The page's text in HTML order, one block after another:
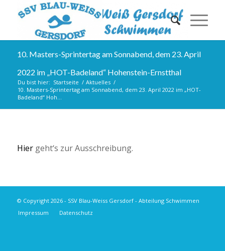
10. Masters-Sprintertag am Sonnabend, dem 23. April
2022 im „HOT-Badeland“ Hohenstein-Ernstthal
Du bist hier: Startseite / Aktuelles /
10. Masters-Sprintertag am Sonnabend, dem 23. April 2022 im „HOT-
Badeland“ Hoh...
Hiergeht‘s zur Ausschreibung.
© Copyright 2026 - SSV Blau-Weiss Gersdorf - Abteilung Schwimmen
Impressum
Datenschutz